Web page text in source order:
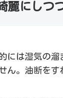
麗にしつ
には湿気の
ん。油断をす